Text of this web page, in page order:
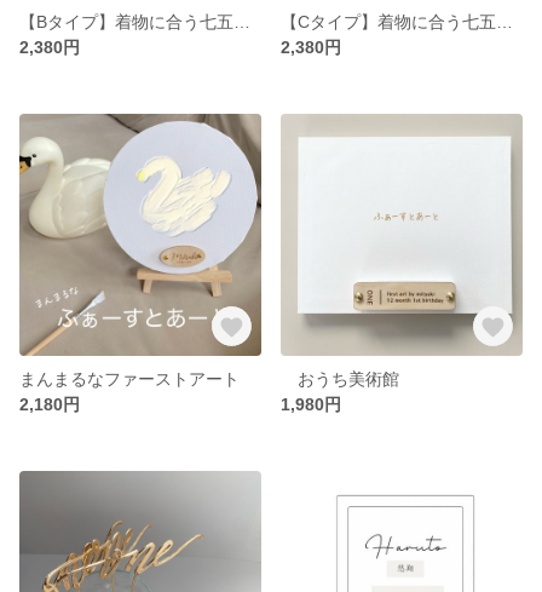
2,380円
2,380円
まんまるなファーストアート
2,180円
おうち美術館
1,980円